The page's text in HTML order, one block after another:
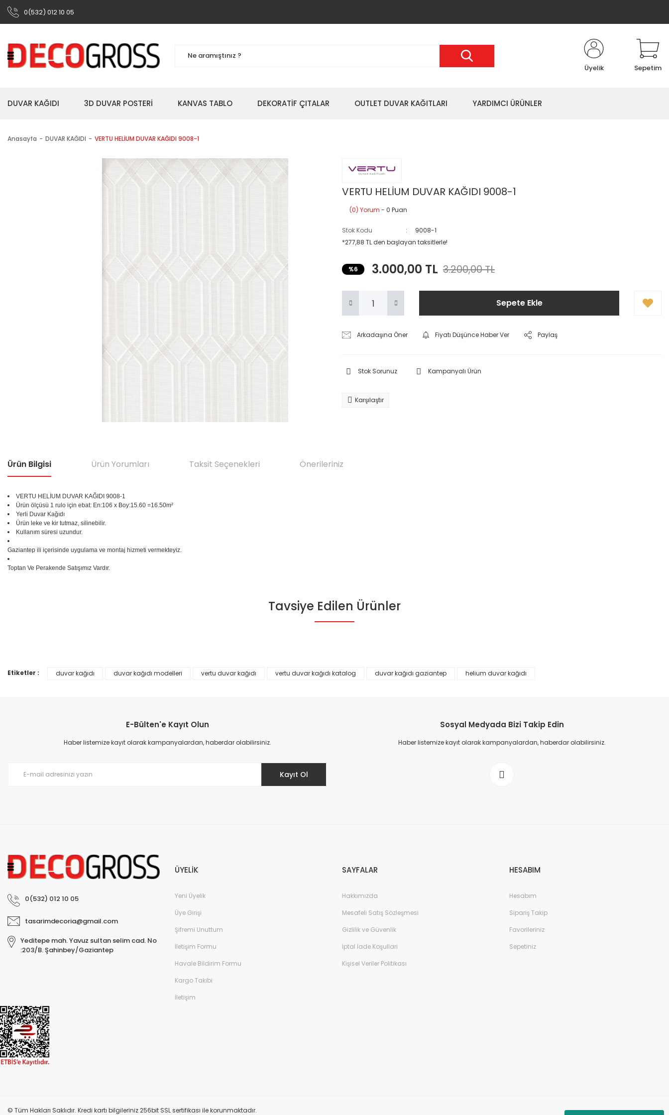
0(532) 012 10 05
Üyelik Sepetim
DUVAR KAĞIDI 3D DUVAR POSTERİ KANVAS TABLO DEKORATİF ÇITALAR OUTLET DUVAR KAĞITLARI YARDIMCI ÜRÜNLER
Anasayfa DUVAR KAĞIDI VERTU HELİUM DUVAR KAĞIDI 9008-1
VERTU HELİUM DUVAR KAĞIDI 9008-1
(0) Yorum - 0 Puan
Stok Kodu
9008-1
*277,88 TL den başlayan taksitlerle!
%6 3.000,00 TL 3.200,00 TL
Sepete Ekle
Arkadaşına Öner Fiyatı Düşünce Haber Ver Paylaş
Stok Sorunuz Kampanyalı Ürün
Karşılaştır
Ürün Bilgisi Ürün Yorumları Taksit Seçenekleri Önerileriniz
VERTU HELİUM DUVAR KAĞIDI 9008-1
Ürün ölçüsü 1 rulo için ebat: En:106 x Boy:15.60 =16.50m²
Yerli Duvar Kağıdı
Ürün leke ve kir tutmaz, silinebilir.
Kullanım süresi uzundur.
Gaziantep ili içerisinde uygulama ve montaj hizmeti vermekteyiz.
Toptan Ve Perakende Satışımız Vardır.
Bu ürüne ilk yorumu siz yapın!
Bu ürünün fiyat bilgisi, resim, ürün açıklamalarında ve diğer konularda yetersiz gördüğünüz noktaları öneri formunu kullanarak tarafımıza iletebilirsiniz.
Ürün bilgilerinde hatalar bulunuyor.
Gönder
Tavsiye Edilen Ürünler
Etiketler : duvar kağıdı duvar kağıdı modelleri vertu duvar kağıdı vertu duvar kağıdı katalog duvar kağıdı gaziantep helium duvar kağıdı
E-Bülten'e Kayıt Olun
Haber listemize kayıt olarak kampanyalardan, haberdar olabilirsiniz.
Kayıt Ol
Sosyal Medyada Bizi Takip Edin
Haber listemize kayıt olarak kampanyalardan, haberdar olabilirsiniz.
0(532) 012 10 05
tasarimdecoria@gmail.com
Yeditepe mah. Yavuz sultan selim cad. No
:203/B. Şahinbey/Gaziantep
ÜYELİK
Yeni Üyelik
Üye Girişi
Şifremi Unuttum
İletişim Formu
Havale Bildirim Formu
Kargo Takibi
İletişim
SAYFALAR
Hakkımızda
Mesafeli Satış Sözleşmesi
Gizlilik ve Güvenlik
İptal İade Koşullari
Kişisel Veriler Politikası
HESABIM
Hesabım
Sipariş Takip
Favorileriniz
Sepetiniz
© Tüm Hakları Saklıdır. Kredi kartı bilgileriniz 256bit SSL sertifikası ile korunmaktadır.